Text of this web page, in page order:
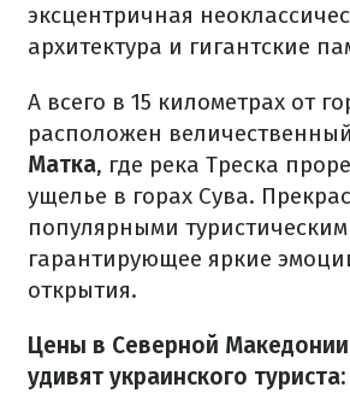
эксцентричная
архитектура и гигантские
А всего в 15 километрах от
расположен величественный
Матка, где река Треска
ущелье в горах Сува.
популярными
гарантирующее яркие
открытия.
Цены в Северной
удивят украинского